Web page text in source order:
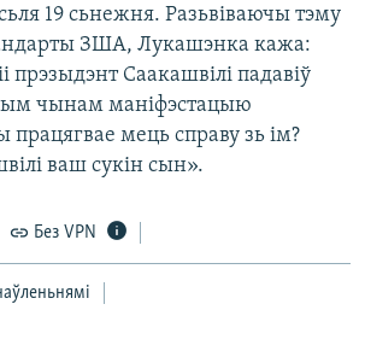
19 сьнежня. Разьвіваючы тэму
ЗША, Лукашэнка кажа:
прэзыдэнт Саакашвілі падавіў
чынам маніфэстацыю
працягвае мець справу зь ім?
ваш сукін сын».
Без VPN